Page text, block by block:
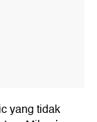
yang tidak